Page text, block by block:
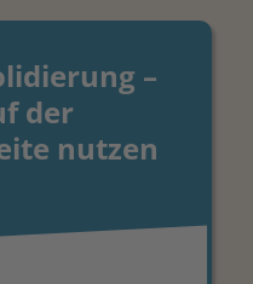
–
der
nutzen